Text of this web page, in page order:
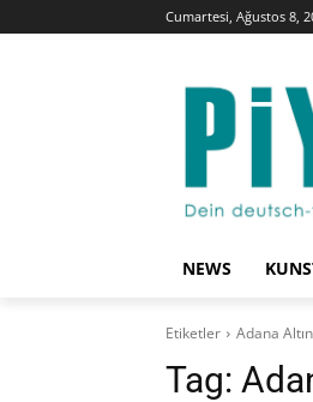
Cumartesi, Ağustos 8,
NEWS
Etiketler Adana
Tag: